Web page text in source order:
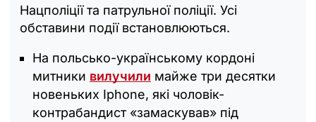
Нацполіції та патрульної поліції. Усі
обставини події встановлюються.
На польсько-українському кордоні
митники вилучили майже три десятки
новеньких Iphone, які чоловік-
контрабандист «замаскував» під